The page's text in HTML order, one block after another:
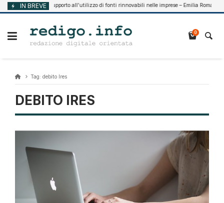
Vai
al
IN BREVE
Agosto 7, 2026 Supporto all’utilizzo di fonti rinnovabili nelle imprese – Emilia Romagna
0
Tag: debito Ires
DEBITO IRES